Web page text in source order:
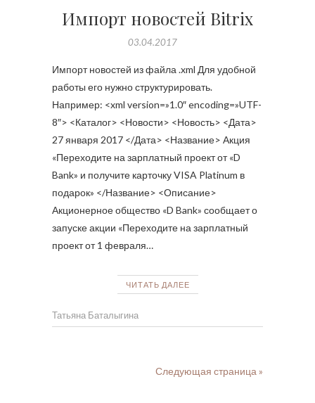
Импорт новостей Bitrix
03.04.2017
Импорт новостей из файла .xml Для удобной
работы его нужно структурировать.
Например: <xml version=»1.0″ encoding=»UTF-
8″> <Каталог> <Новости> <Новость> <Дата>
27 января 2017 </Дата> <Название> Акция
«Переходите на зарплатный проект от «D
Bank» и получите карточку VISA Platinum в
подарок» </Название> <Описание>
Акционерное общество «D Bank» сообщает о
запуске акции «Переходите на зарплатный
проект от 1 февраля…
ЧИТАТЬ ДАЛЕЕ
Татьяна Баталыгина
Следующая страница »